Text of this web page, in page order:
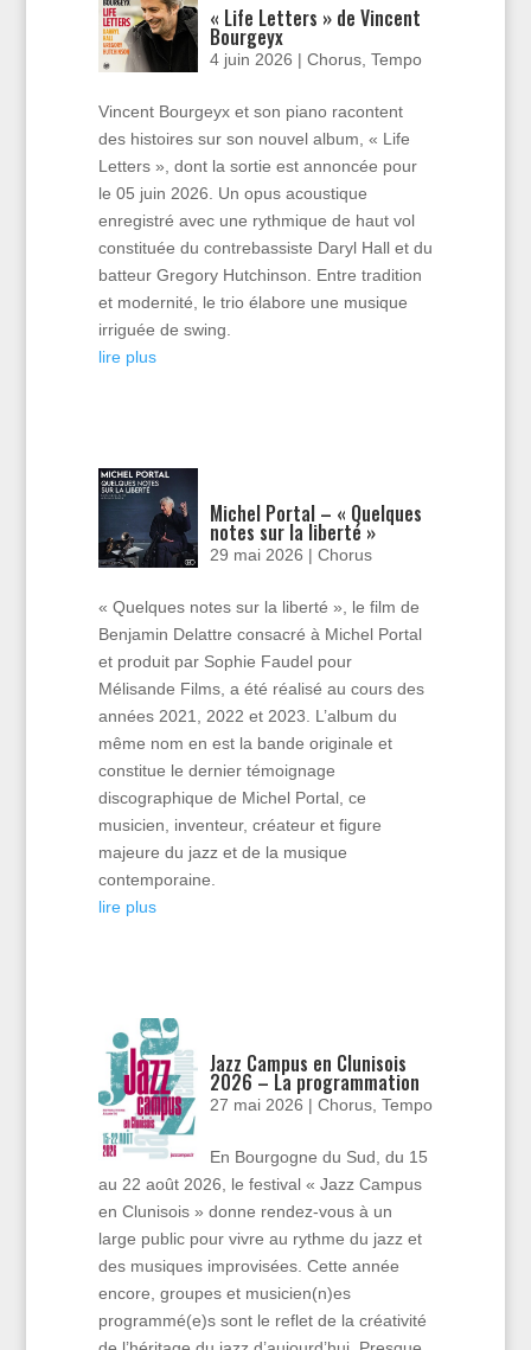
« Life Letters » de Vincent
Bourgeyx
4 juin 2026 |Chorus ,Tempo
Vincent Bourgeyx et son piano racontent
des histoires sur son nouvel album, « Life
Letters », dont la sortie est annoncée pour
le 05 juin 2026. Un opus acoustique
enregistré avec une rythmique de haut vol
constituée du contrebassiste Daryl Hall et du
batteur Gregory Hutchinson. Entre tradition
et modernité, le trio élabore une musique
irriguée de swing.
lire plus
Michel Portal – « Quelques
notes sur la liberté »
29 mai 2026 |Chorus
« Quelques notes sur la liberté », le film de
Benjamin Delattre consacré à Michel Portal
et produit par Sophie Faudel pour
Mélisande Films, a été réalisé au cours des
années 2021, 2022 et 2023. L’album du
même nom en est la bande originale et
constitue le dernier témoignage
discographique de Michel Portal, ce
musicien, inventeur, créateur et figure
majeure du jazz et de la musique
contemporaine.
lire plus
Jazz Campus en Clunisois
2026 – La programmation
27 mai 2026 |Chorus ,Tempo
En Bourgogne du Sud, du 15
au 22 août 2026, le festival « Jazz Campus
en Clunisois » donne rendez-vous à un
large public pour vivre au rythme du jazz et
des musiques improvisées. Cette année
encore, groupes et musicien(n)es
programmé(e)s sont le reflet de la créativité